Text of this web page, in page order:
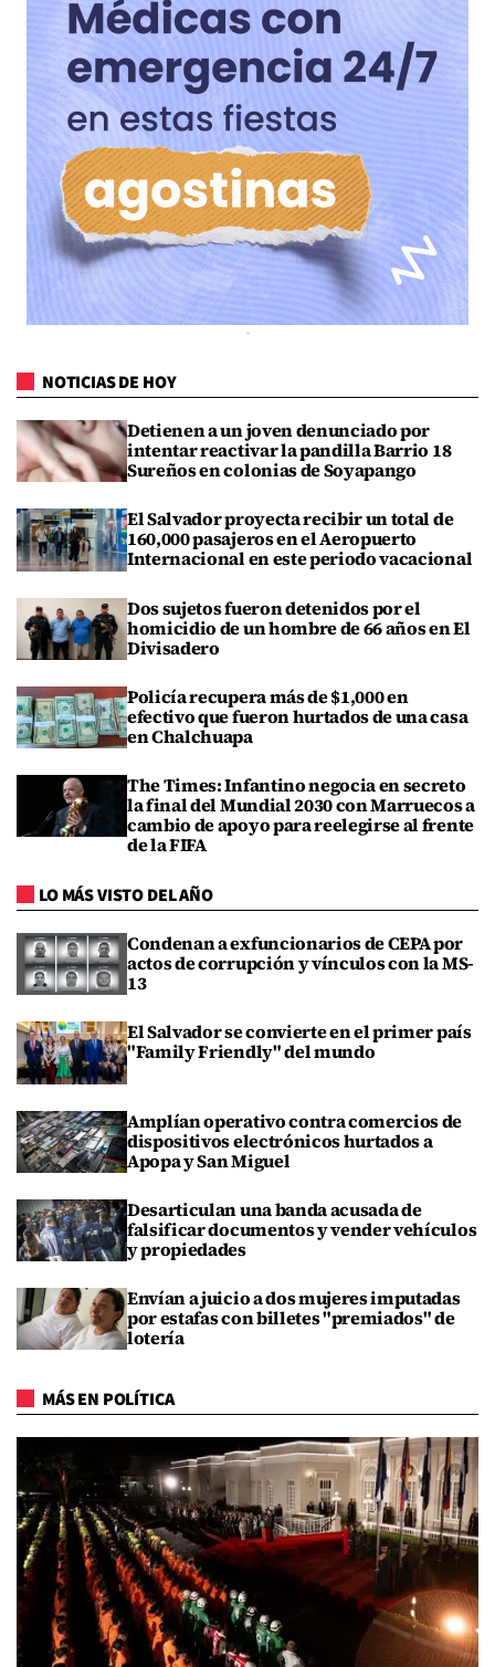
NOTICIAS DE HOY
Detienen a un joven denunciado por
intentar reactivar la pandilla Barrio 18
Sureños en colonias de Soyapango
El Salvador proyecta recibir un total de
160,000 pasajeros en el Aeropuerto
Internacional en este periodo vacacional
Dos sujetos fueron detenidos por el
homicidio de un hombre de 66 años en El
Divisadero
Policía recupera más de $1,000 en
efectivo que fueron hurtados de una casa
en Chalchuapa
The Times: Infantino negocia en secreto
la final del Mundial 2030 con Marruecos a
cambio de apoyo para reelegirse al frente
de la FIFA
LO MÁS VISTO DEL AÑO
Condenan a exfuncionarios de CEPA por
actos de corrupción y vínculos con la MS-
13
El Salvador se convierte en el primer país
"Family Friendly" del mundo
Amplían operativo contra comercios de
dispositivos electrónicos hurtados a
Apopa y San Miguel
Desarticulan una banda acusada de
falsificar documentos y vender vehículos
y propiedades
Envían a juicio a dos mujeres imputadas
por estafas con billetes "premiados" de
lotería
MÁS EN POLÍTICA